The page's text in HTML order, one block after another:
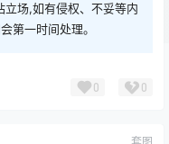
场,如有侵权、不妥等内
第一时间处理。
0 0